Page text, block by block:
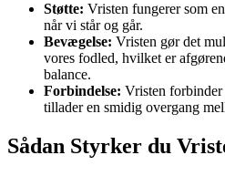
Støtte: Vristen fungerer som
når vi står og går.
Bevægelse: Vristen gør det
vores fodled, hvilket er
balance.
Forbindelse: Vristen forbinder
tillader en smidig overgang
Sådan Styrker du